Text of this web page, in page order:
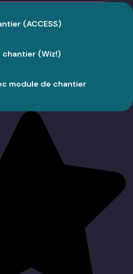
(ACCESS)
chantier (Wiz!)
module de chantier